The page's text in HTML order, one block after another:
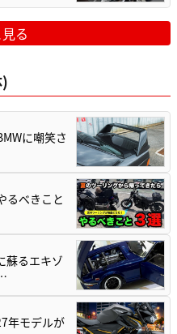
る
に嘲笑さ
るべきこと
蘇るエキゾ
年モデルが